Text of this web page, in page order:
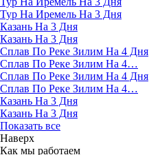
Тур На Иремель На 3 Дня
Казань На 3 Дня
Казань На 3 Дня
Сплав По Реке Зилим На 4 Дня
Сплав По Реке Зилим На 4…
Сплав По Реке Зилим На 4 Дня
Сплав По Реке Зилим На 4…
Казань На 3 Дня
Казань На 3 Дня
Показать все
Наверх
Как мы работаем